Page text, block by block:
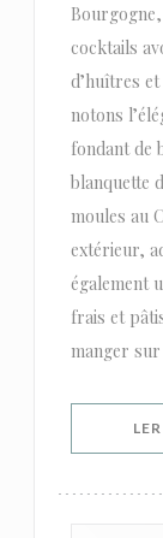
cocktails
d’huîtres
notons
fondant de
blanquette
moules au
extérieur,
également
frais et
manger